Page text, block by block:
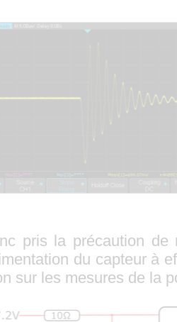
pris la précaution de
du capteur à
sur les mesures de la